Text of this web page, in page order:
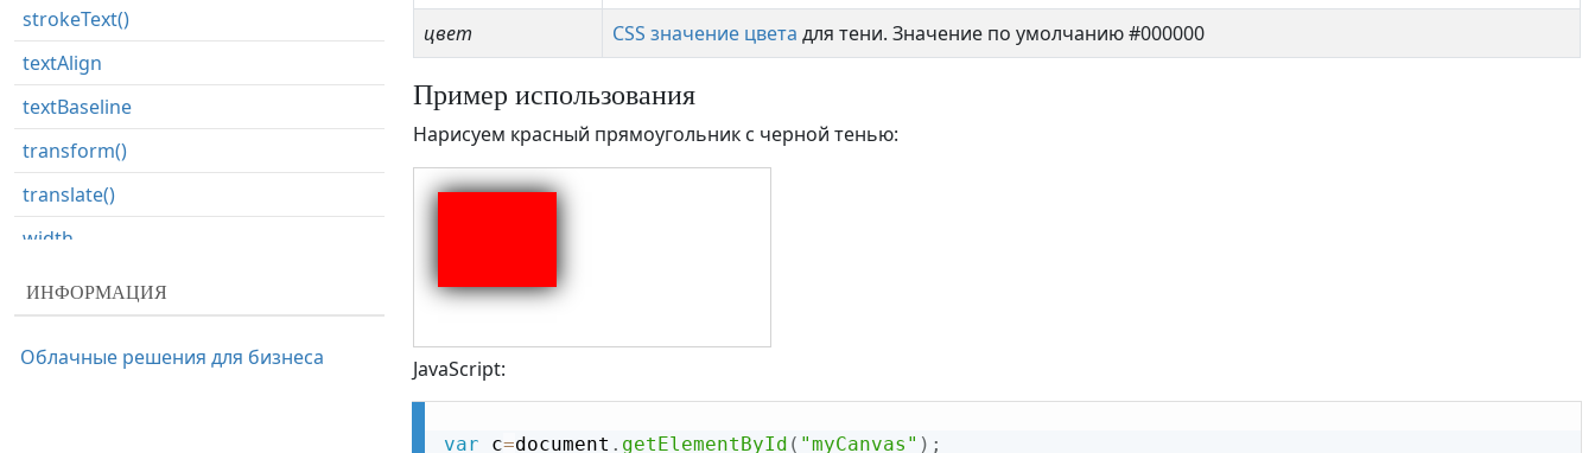
цвет
CSS значение цвета для тени. Значение по умолчанию #000000
Пример использования
Нарисуем красный прямоугольник с черной тенью:
JavaScript:
var c=document . getElementById ( "myCanvas" ) ;
strokeText()
textAlign
textBaseline
transform()
translate()
width
ИНФОРМАЦИЯ
Облачные решения для бизнеса